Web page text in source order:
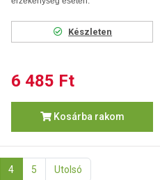
Készleten
6 485 Ft
Kosárba rakom
4 5 Utolsó